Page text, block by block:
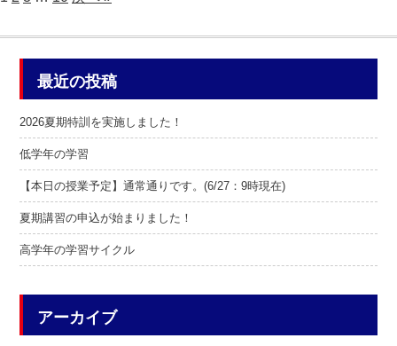
最近の投稿
2026夏期特訓を実施しました！
低学年の学習
【本日の授業予定】通常通りです。(6/27：9時現在)
夏期講習の申込が始まりました！
高学年の学習サイクル
アーカイブ